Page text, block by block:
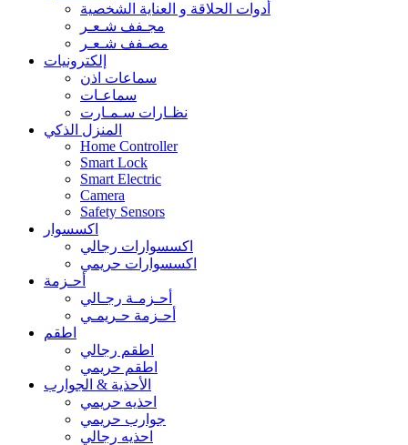
أدوات الحلاقة و العناية الشخصية
مجـفف شـعـر
مصـفف شـعـر
إلكترونيات
سماعات اذن
سماعـات
نظـارات سـمـارت
المنزل الذكي
Home Controller
Smart Lock
Smart Electric
Camera
Safety Sensors
اكسسوار
اكسسوارات رجالي
اكسسوارات حريمي
أحـزمة
أحـزمـة رجـالي
أحـزمة حـريمـي
اطقم
اطقم رجالي
اطقم حريمي
الأحذية & الجوارب
احذيه حريمي
جوارب حريمي
احذيه رجالي